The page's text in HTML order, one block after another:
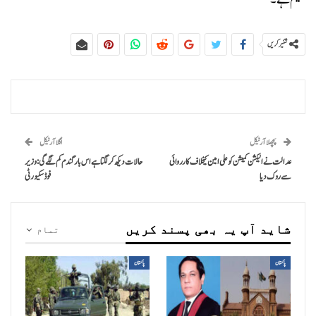
شئیر کریں
پچھلا آرٹیکل
عدالت نے الیکشن کمیشن کو علی امین کیخلاف کارروائی
سے روک دیا
اگلا آرٹیکل
حالات دیکھ کر لگتا ہے اس بار گندم کم لگے گی: وزیر
فوڈ سکیورٹی
تمام شاید آپ یہ بھی پسند کریں
پاکستان پاکستان